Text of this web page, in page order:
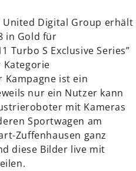
United Digital Group erhält
in Gold für
Turbo S Exclusive Series”
Kategorie
Kampagne ist ein
nur ein Nutzer kann
mit Kameras
Sportwagen am
Zuffenhausen ganz
diese Bilder live mit